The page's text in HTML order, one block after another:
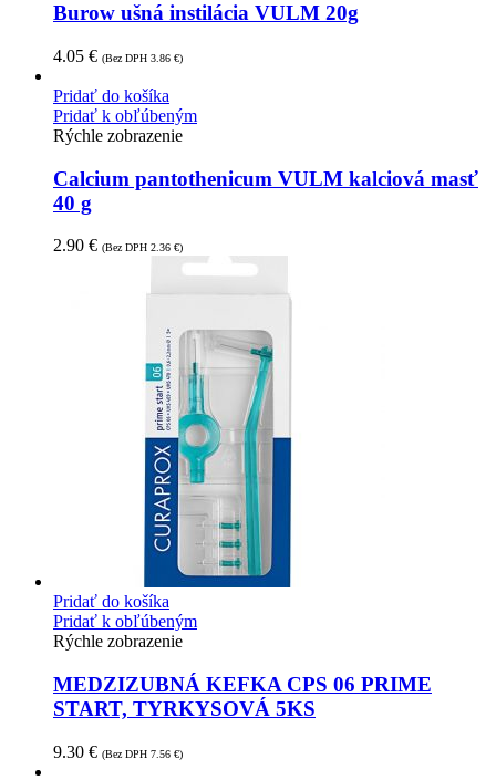
Burow ušná instilácia VULM 20g
4.05 € (Bez DPH 3.86 €)
Pridať do košíka
Pridať k obľúbeným
Rýchle zobrazenie
Calcium pantothenicum VULM kalciová masť
40 g
2.90 € (Bez DPH 2.36 €)
Pridať do košíka
Pridať k obľúbeným
Rýchle zobrazenie
MEDZIZUBNÁ KEFKA CPS 06 PRIME
START, TYRKYSOVÁ 5KS
9.30 € (Bez DPH 7.56 €)